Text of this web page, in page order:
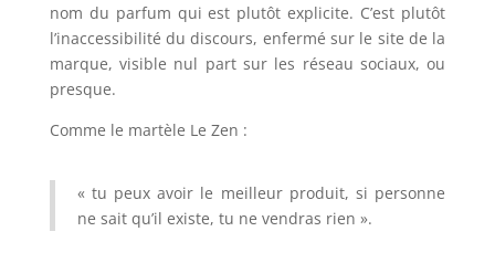
nom du parfum qui est plutôt explicite. C’est plutôt
l’inaccessibilité du discours, enfermé sur le site de la
marque, visible nul part sur les réseau sociaux, ou
presque.
Comme le martèle Le Zen :
« tu peux avoir le meilleur produit, si personne
ne sait qu’il existe, tu ne vendras rien ».